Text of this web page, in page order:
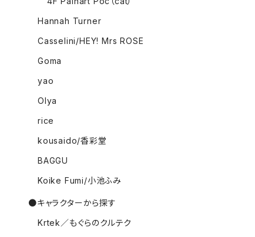
Hannah Turner
Casselini/HEY! Mrs ROSE
Goma
yao
Olya
rice
kousaido/香彩堂
BAGGU
Koike Fumi/小池ふみ
●キャラクターから探す
Krtek／もぐらのクルテク